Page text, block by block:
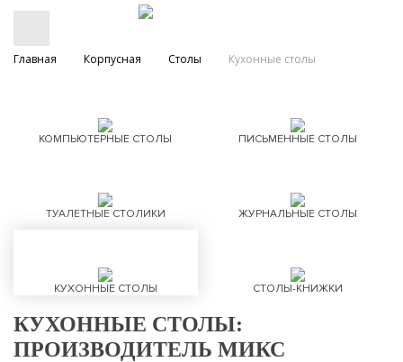
Главная Корпусная Столы Кухонные столы
КОМПЬЮТЕРНЫЕ СТОЛЫ ПИСЬМЕННЫЕ СТОЛЫ
ТУАЛЕТНЫЕ СТОЛИКИ ЖУРНАЛЬНЫЕ СТОЛЫ
КУХОННЫЕ СТОЛЫ СТОЛЫ-КНИЖКИ
КУХОННЫЕ СТОЛЫ:
ПРОИЗВОДИТЕЛЬ МИКС